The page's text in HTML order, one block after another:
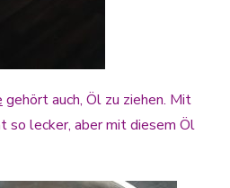
gehört auch, Öl zu ziehen. Mit
so lecker, aber mit diesem Öl